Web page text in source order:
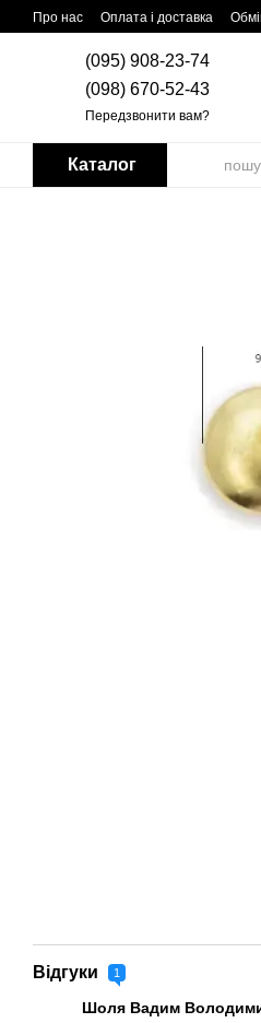
Перейти до основного контенту
Про нас Оплата і доставка
(095) 908-23-74
(098) 670-52-43
Передзвонити вам?
Каталог
Відгуки 1
Шоля Вадим